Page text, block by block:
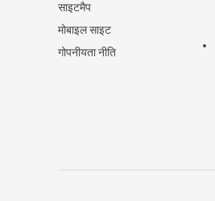
साइटमैप
मोबाइल साइट
गोपनीयता नीति